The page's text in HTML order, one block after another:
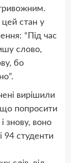
стан у
“Під час
слово,
бо
вирішили
попросити
знову, воно
94 студенти